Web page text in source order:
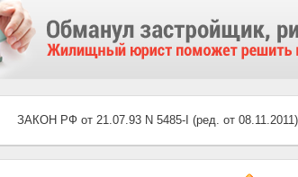
ЗАКОН РФ от 21.07.93 N 5485-I (ред. от